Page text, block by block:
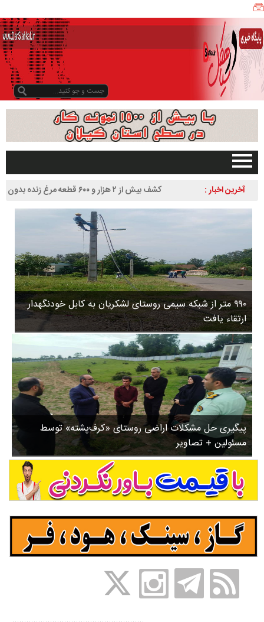
صفحه اصلی
دیلمان
روستاها
ورزشی
سیاسی
چندرسانه ای
مسیر گردشگری دیلمان
درباره ما
آخرین اخبار :
کشف بیش از ۲ هزار و ۶۰۰ قطعه مرغ زنده بدون مجوز در
سیاهکل
۹۹۰ متر از شبکه سیمی روستای لشکریان به کابل خودنگهدار
ارتقاء یافت
پیگیری حل مشکلات اراضی روستای «کرف‌پشته» توسط
مسئولین + تصاویر
ا
ه
ک
ل
ز
و
د
و
د
س
۱
۳
۵
۸
ب
ا
ز
ن
ش
س
ت
ش
د
.